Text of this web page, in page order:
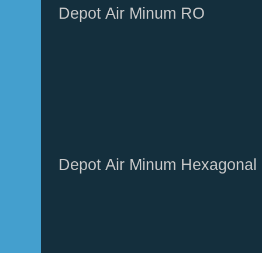
Depot Air Minum RO
Depot Air Minum Hexagonal